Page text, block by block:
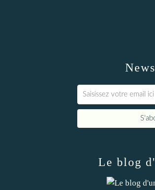
Le blog